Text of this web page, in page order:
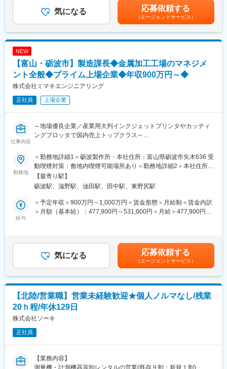
運転手6名（30代～50代男性）
未経験で入社し、活躍されている方も複数名！
■働き方の特徴：
・月残業15時間
・手当充実（家族手当／退職金共済／退職金(勤続3年以上)）
・泊りを伴う長距離運転（夜間走行）及び回収業務：月に4～8回
程度
・収集運搬物：産業廃棄物及び有価スクラップ等
※車中泊となる場合は、車中泊手当5000円が給与とは別に現金支
給されます。
ります。
2012年にダイエイグループの一員となり、新生「花崎工業株式会
社」として再スタート。その後も事業拡大を続け、売上高は再ス
タート時の約4倍まで成長しました。さらに2026年6月には、事業
内容と将来ビジョンをより明確に表現するため、社名を「株式会
成長性を兼ね備えた企業です。
◇ 金属リサイクルを通じて社会を支える、やりがいのある仕事
長年培ってきたリサイクル技術やノウハウ、大手精錬メーカーと
のネットワークを活かし、他社では難しい案件にも対応。ドライ
バーは単なる運搬役ではなく、資源循環を支える重要なポジショ
ンとして活躍できます。
長を見据えて設計された新しい拠点は、コンパクトで使いやすい
ワンフロアレイアウトが特徴です。構内や作業スペースにゆとり
が生まれ、積み込み・荷下ろし作業もしやすい快適な職場環境と
変更の範囲：会社の定める業務
選考を通じて上下する可能性があります。月給(月額)は固定手当を
含めた表記です。
気になる 応募依頼する
（エージェントサービス）
NEW
【富山・砺波市】製造課長◆金属加工工場のマネジメ
ント全般◆プライム上場企業◆年収900万円～◆
株式会社ミマキエンジニアリング
正社員 上場企業
仕事内容
～地場優良企業／産業用大判インクジェットプリンタやカッティ
ングプロッタで国内売上トップクラス～
※ご入社後、株式会社砺波製作所に在籍出向していただきます。
■業務内容
出向先の砺波製作所にて、製造課長候補として板金・塗装などの
金属加工工場のマネジメント全般をお任せします。
プレイングとて技術を示しつつ、管理会計の導入や組織改革を牽
引するポジションです。
け塗装）を行う製造ラインの統括をお任せします。
具体的には、生産工程の最適化や労務管理、管理会計導入による
コスト適正化や収益改善、本社との連携強化を推進します。
ンです。
■出向先について
・株式会社砺波製作所
・勤務地：富山県砺波市矢木636
・事業内容：当社は1,000トン、400トンプレス機を主力とした塑
性加工を機軸に、 各種産業機械、自動車（大型バス、中型バス）
車体部品、建設機械、重電向けセルプレートの板金加工組付けか
ら、 MC、NC機械による精密加工、さらにこれらの加工を複合
勤務地
＜勤務地詳細1＞砺波製作所・本社住所：富山県砺波市矢木636 受
動喫煙対策：敷地内喫煙可能場所あり＜勤務地詳細2＞本社住所：
長野県東御市滋野乙2182-3 勤務地最寄駅：しなの鉄道線／滋野駅
受動喫煙対策：屋内喫煙可能場所あり変更の範囲：海外、国内を
の定める事業所を含む
【最寄り駅】
砺波駅、滋野駅、油田駅、田中駅、東野尻駅
給与
＜予定年収＞900万円～1,000万円＜賃金形態＞月給制＜賃金内訳
＞月額（基本給）：477,900円～531,000円＜月給＞477,900円～
気になる 応募依頼する
（エージェントサービス）
【北陸/営業職】営業未経験歓迎★個人ノルマなし/残業
20ｈ程/年休129日
株式会社ソーキ
正社員
【業務内容】
測量機・計測機器等卸レンタルの営業(既存９割：新規１割)